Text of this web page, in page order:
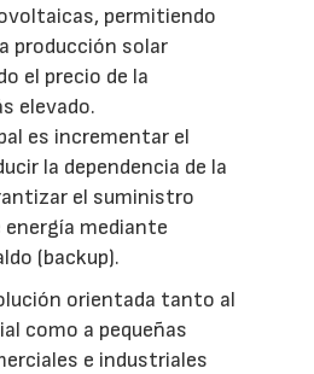
permitiendo
producción solar
el precio de la
elevado.
es incrementar el
la dependencia de la
el suministro
mediante
(backup).
orientada tanto al
como a pequeñas
e industriales